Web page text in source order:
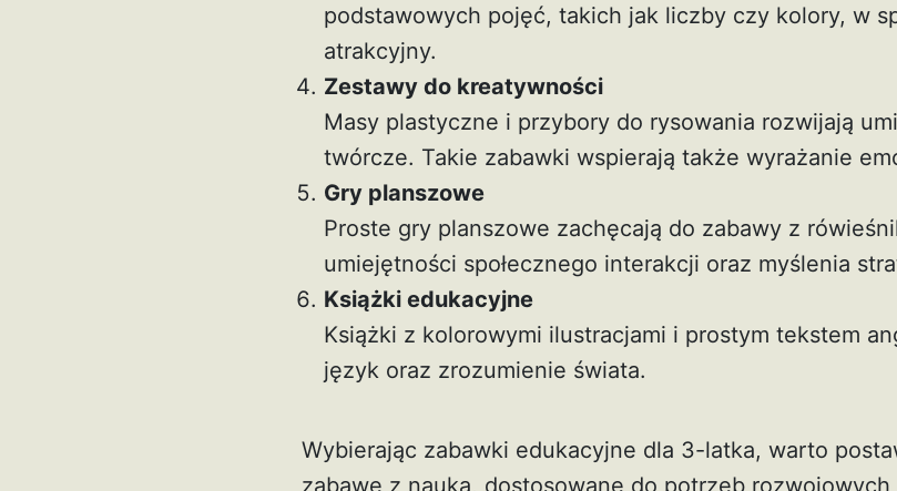
podstawowych pojęć, takich jak liczby czy kolory, w
atrakcyjny.
Zestawy do kreatywności
Masy plastyczne i przybory do rysowania rozwijają
twórcze. Takie zabawki wspierają także wyrażanie
Gry planszowe
Proste gry planszowe zachęcają do zabawy z
umiejętności społecznego interakcji oraz myślenia
Książki edukacyjne
Książki z kolorowymi ilustracjami i prostym tekstem
język oraz zrozumienie świata.
Wybierając zabawki edukacyjne dla 3-latka, warto
zabawę z nauką, dostosowane do potrzeb rozwojowych